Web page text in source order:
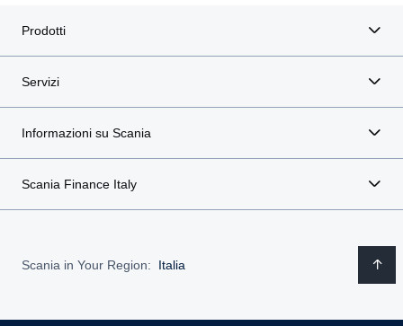
Prodotti
Servizi
Informazioni su Scania
Scania Finance Italy
Scania in Your Region: Italia